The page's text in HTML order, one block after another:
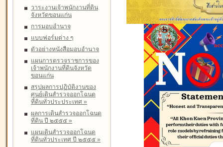
วาระงานเจ้าพนักงานที่ดิน
จังหวัดขอนแก่น
การมอบอำนาจ
แบบฟอร์มต่าง ๆ
ตัวอย่างหนังสือมอบอำนาจ
แผนการตรวจราชการของ
เจ้าพนักงานที่ดินจังหวัด
ขอนแก่น
สรุปผลการปฏิบัติงานของ
ศูนย์เดินสำรวจออกโฉนด
ที่ดินทั่วประประเทศ »
ผลการเดินสำรวจออกโฉนด
ที่ดิน ปี ๒๕๕๕ »
แผนเดินสำรวจออกโฉนด
ที่ดินทั่วประเทศ ปี ๒๕๕๕ »